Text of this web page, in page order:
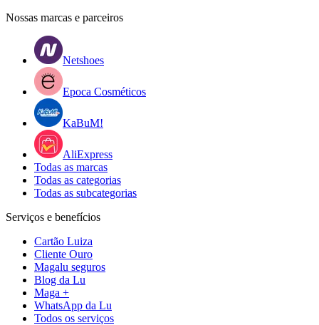
Nossas marcas e parceiros
Netshoes
Epoca Cosméticos
KaBuM!
AliExpress
Todas as marcas
Todas as categorias
Todas as subcategorias
Serviços e benefícios
Cartão Luiza
Cliente Ouro
Magalu seguros
Blog da Lu
Maga +
WhatsApp da Lu
Todos os serviços